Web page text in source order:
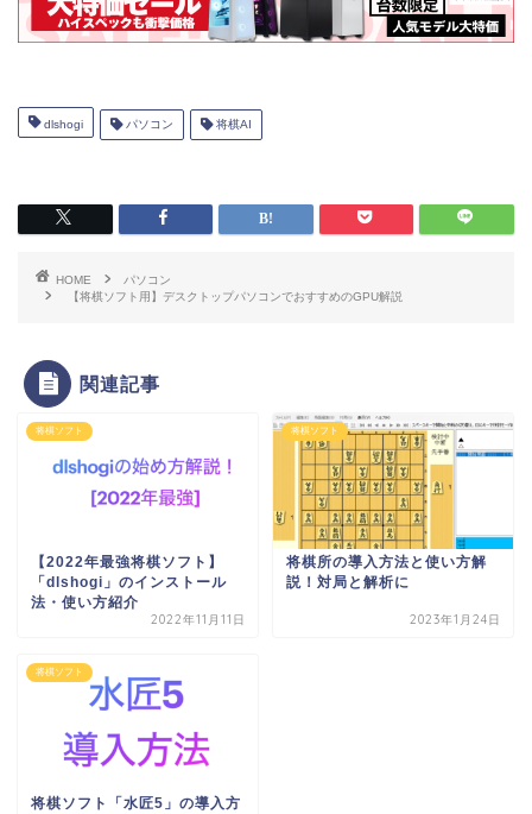
dlshogi パソコン 将棋AI
HOME
パソコン
【将棋ソフト用】デスクトップパソコンでおすすめのGPU解説
関連記事
将棋ソフト
【2022年最強将棋ソフト】
「dlshogi」のインストール
法・使い方紹介
2022年11月11日
将棋ソフト
将棋所の導入方法と使い方解
説！対局と解析に
2023年1月24日
将棋ソフト
将棋ソフト「水匠5」の導入方